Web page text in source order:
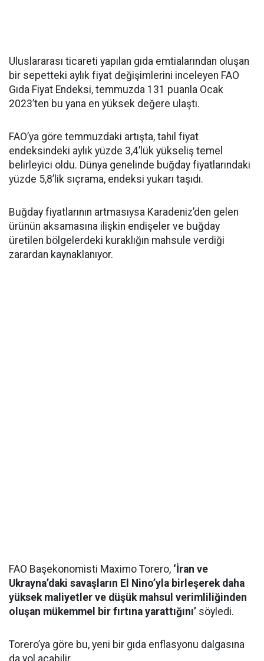
Uluslararası ticareti yapılan gıda emtialarından oluşan
bir sepetteki aylık fiyat değişimlerini inceleyen FAO
Gıda Fiyat Endeksi, temmuzda 131 puanla Ocak
2023’ten bu yana en yüksek değere ulaştı.
FAO’ya göre temmuzdaki artışta, tahıl fiyat
endeksindeki aylık yüzde 3,4’lük yükseliş temel
belirleyici oldu. Dünya genelinde buğday fiyatlarındaki
yüzde 5,8’lik sıçrama, endeksi yukarı taşıdı.
Buğday fiyatlarının artmasıysa Karadeniz’den gelen
ürünün aksamasına ilişkin endişeler ve buğday
üretilen bölgelerdeki kuraklığın mahsule verdiği
zarardan kaynaklanıyor.
FAO Başekonomisti Maximo Torero, ‘İran ve
Ukrayna’daki savaşların El Nino’yla birleşerek daha
yüksek maliyetler ve düşük mahsul verimliliğinden
oluşan mükemmel bir fırtına yarattığını’ söyledi.
Torero’ya göre bu, yeni bir gıda enflasyonu dalgasına
da yol açabilir.